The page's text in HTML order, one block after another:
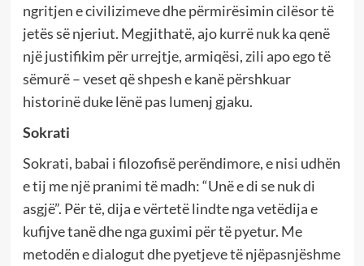
ngritjen e civilizimeve dhe përmirësimin cilësor të
jetës së njeriut. Megjithatë, ajo kurrë nuk ka qenë
një justifikim për urrejtje, armiqësi, zili apo ego të
sëmurë – veset që shpesh e kanë përshkuar
historinë duke lënë pas lumenj gjaku.
Sokrati
Sokrati, babai i filozofisë perëndimore, e nisi udhën
e tij me një pranimi të madh: “Unë e di se nuk di
asgjë”. Për të, dija e vërtetë lindte nga vetëdija e
kufijve tanë dhe nga guximi për të pyetur. Me
metodën e dialogut dhe pyetjeve të njëpasnjëshme